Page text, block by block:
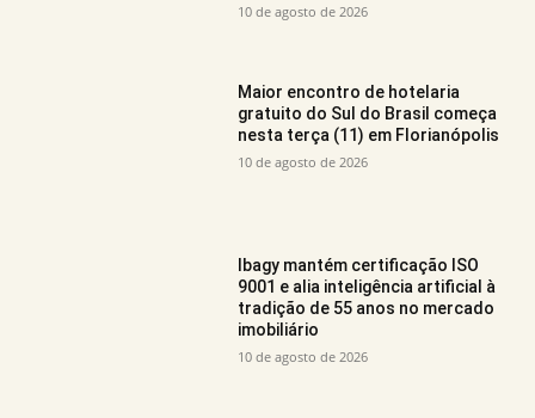
10 de agosto de 2026
Maior encontro de hotelaria
gratuito do Sul do Brasil começa
nesta terça (11) em Florianópolis
10 de agosto de 2026
Ibagy mantém certificação ISO
9001 e alia inteligência artificial à
tradição de 55 anos no mercado
imobiliário
10 de agosto de 2026